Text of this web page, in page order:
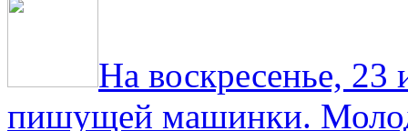
На воскресенье,
пишущей машинки.